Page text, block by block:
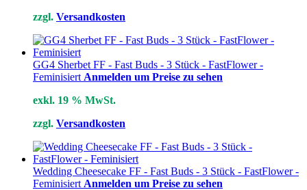
zzgl. Versandkosten
GG4 Sherbet FF - Fast Buds - 3 Stück - FastFlower -
Feminisiert Anmelden um Preise zu sehen
exkl. 19 % MwSt.
zzgl. Versandkosten
Wedding Cheesecake FF - Fast Buds - 3 Stück - FastFlower -
Feminisiert Anmelden um Preise zu sehen